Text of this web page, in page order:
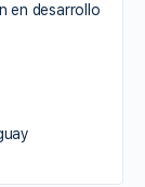
en desarrollo